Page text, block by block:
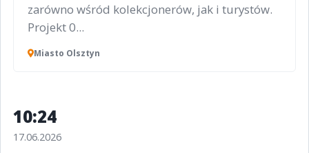
zarówno wśród kolekcjonerów, jak i turystów.
Projekt 0...
Miasto Olsztyn
10:24
17.06.2026